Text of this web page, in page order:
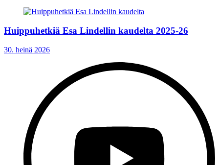
Huippuhetkiä Esa Lindellin kaudelta 2025-26
30. heinä 2026